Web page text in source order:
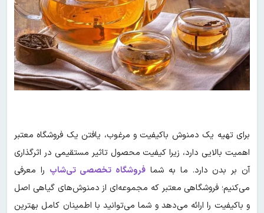
برای تهیه یک دمنوش باکیفیت و مرغوب، یافتن یک فروشگاه معتبر
اهمیت بالایی دارد، زیرا کیفیت محصول تاثیر مستقیمی در اثرگذاری
آن بر بدن دارد. ما به شما فروشگاه تخصصی تی‌شاپ را معرفی
می‌کنیم؛ فروشگاهی معتبر که مجموعه‌ای از دمنوش‌های گیاهی اصل
و باکیفیت را ارائه می‌دهد و شما می‌توانید با اطمینان کامل بهترین